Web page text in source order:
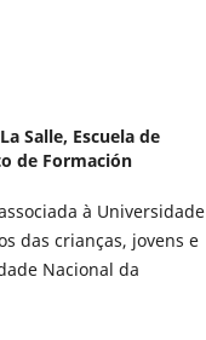
Salle, Escuela de
de Formación
à Universidade
das crianças, jovens e
Nacional da